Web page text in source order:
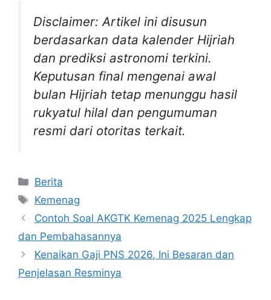
Disclaimer: Artikel ini disusun
berdasarkan data kalender Hijriah
dan prediksi astronomi terkini.
Keputusan final mengenai awal
bulan Hijriah tetap menunggu hasil
rukyatul hilal dan pengumuman
resmi dari otoritas terkait.
Categories
Berita
Tags
Kemenag
Contoh Soal AKGTK Kemenag 2025 Lengkap
dan Pembahasannya
Kenaikan Gaji PNS 2026, Ini Besaran dan
Penjelasan Resminya